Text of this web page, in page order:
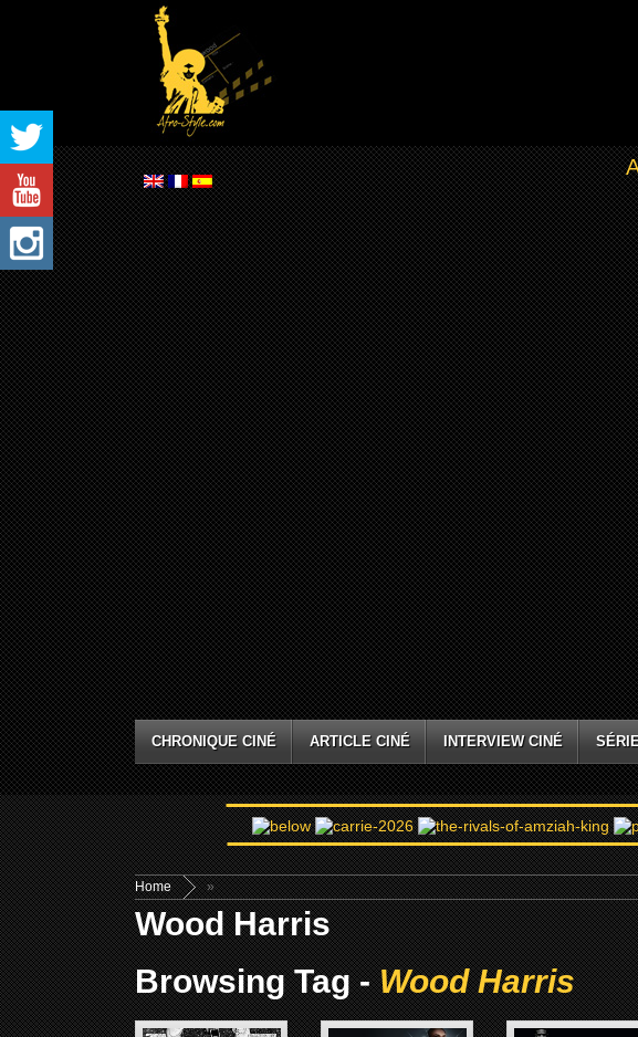
CHRONIQUE CINÉ ARTICLE CINÉ INTERVIEW CINÉ
Home »
Wood Harris
Browsing Tag -Wood Harris